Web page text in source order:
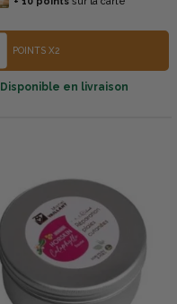
POINTS X2
Disponible en livraison